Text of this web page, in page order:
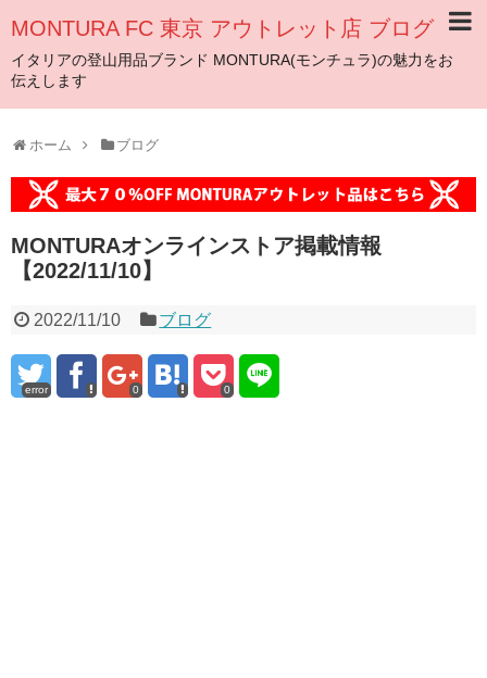
MONTURA FC 東京 アウトレット店 ブログ
イタリアの登山用品ブランド MONTURA(モンチュラ)の魅力をお
伝えします
ホーム ブログ
MONTURAオンラインストア掲載情報
【2022/11/10】
2022/11/10 ブログ
error 0 0